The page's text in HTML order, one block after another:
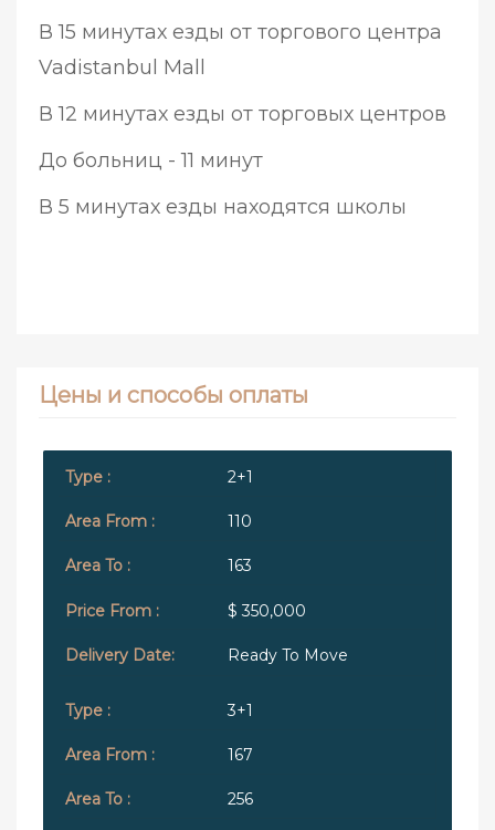
В 15 минутах езды от торгового центра
Vadistanbul Mall
В 12 минутах езды от торговых центров
До больниц - 11 минут
В 5 минутах езды находятся школы
Цены и способы оплаты
2+1
110
163
$ 350,000
Ready To Move
3+1
167
256